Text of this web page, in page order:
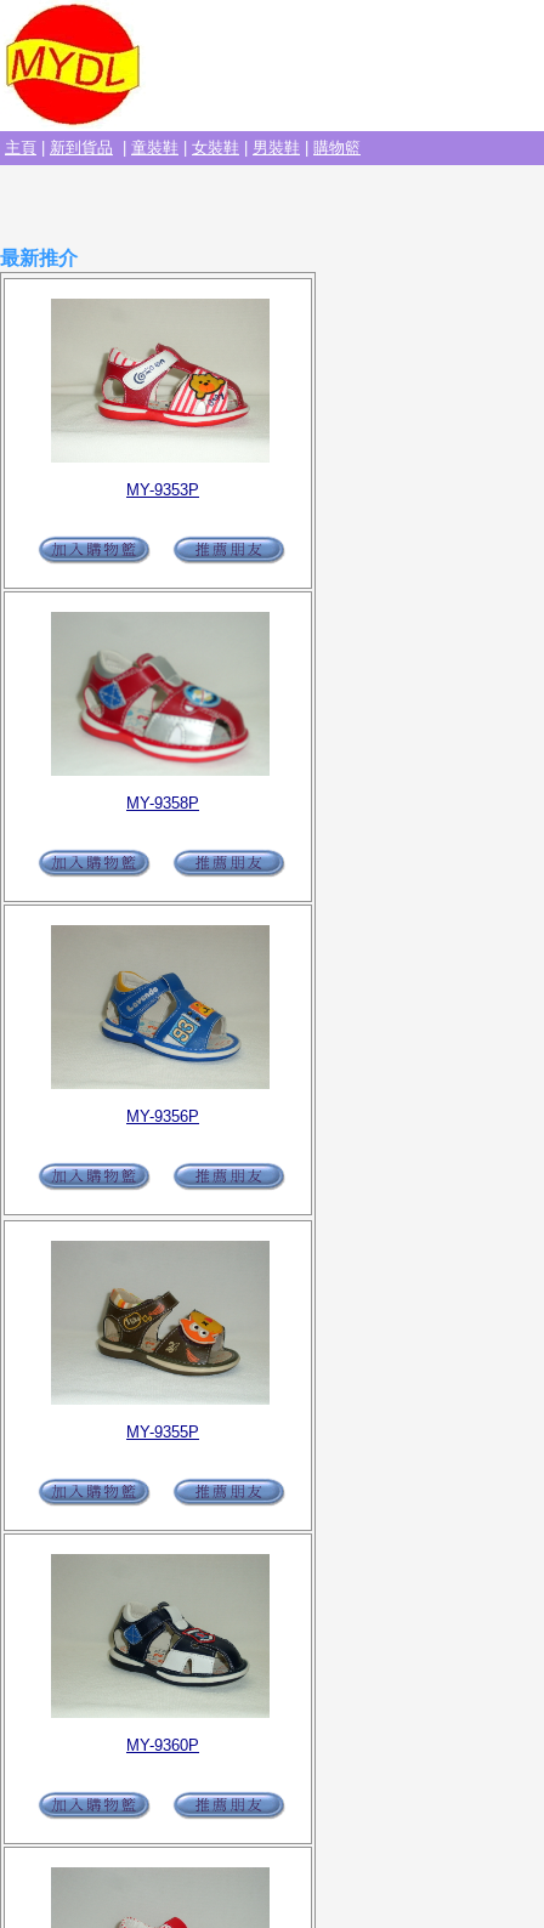
主頁 新到貨品 童裝鞋 女裝鞋 男裝鞋 購物籃
最新推介
MY-9353P
MY-9358P
MY-9356P
MY-9355P
MY-9360P